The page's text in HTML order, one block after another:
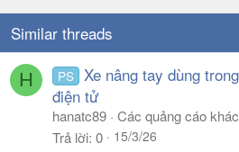
Similar threads
H PS Xe nâng tay dùng
điện tử
hanatc89 Các quảng cáo khác
Trả lời 0 15/3/26